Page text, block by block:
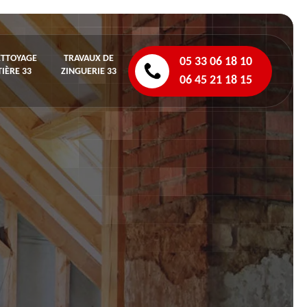
33
TRAVAUX DE
ZINGUERIE 33
05 33 06 18 10
06 45 21 18 15